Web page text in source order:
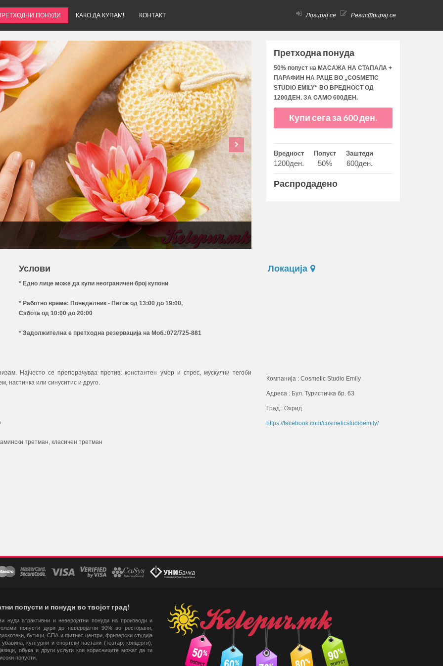
ПОНУДИ КАКО ДА КУПАМ! КОНТАКТ Логирај се Регистрирај се
Претходна понуда
50% попуст на МАСАЖА НА СТАПАЛА +
ПАРАФИН НА РАЦЕ ВО „COSMETIC
STUDIO EMILY“ ВО ВРЕДНОСТ ОД
1200ДЕН. ЗА САМО 600ДЕН.
Купи сега за 600 ден.
Вредност
1200ден.
Попуст
50%
Заштеди
600ден.
Распродадено
Услови
* Едно лице може да купи неограничен број купони
* Работно време: Понеделник - Петок од 13:00 до 19:00,
Сабота од 10:00 до 20:00
* Задолжителна е претходна резервација на Моб.:072/725-881
Најчесто се препорачуваа против: константен умор и стрес, мускулни тегоби
настинка или синуситис и друго.
третман, класичен третман
Локација
Компанија : Cosmetic Studio Emily
Адреса : Бул. Туристичка бр. 63
Град : Охрид
https://facebook.com/cosmeticstudioemily/
попусти и понуди во твојот град!
нуди атрактивни и неверојатни понуди на производи и
попусти дури до неверојатни 90% во ресторани,
бутици, СПА и фитнес центри, фризерски студија
културни и спортски настани (театар, концерти),
обука и други услуги кои корисниците можат да ги
попусти.